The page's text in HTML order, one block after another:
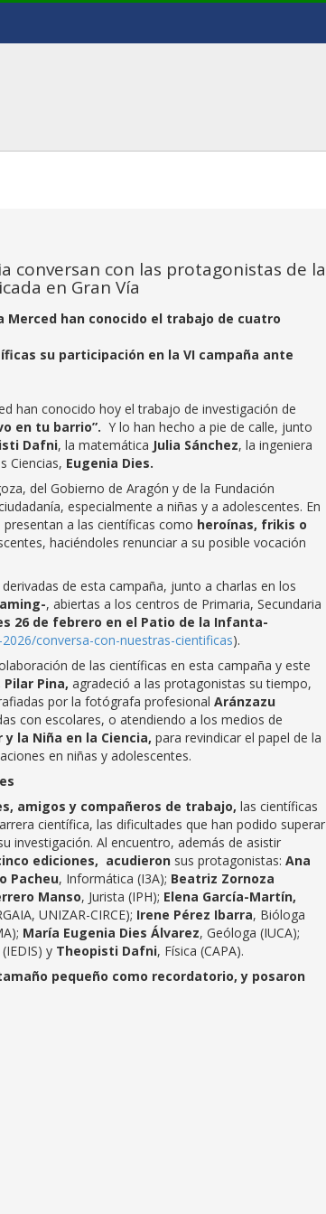
conversan con las protagonistas de la
en Gran Vía
Merced han conocido el trabajo de cuatro
su participación en la VI campaña ante
han conocido hoy el trabajo de investigación de
en tu barrio”. Y lo han hecho a pie de calle, junto
Dafni, la matemática Julia Sánchez, la ingeniera
Ciencias, Eugenia Dies.
del Gobierno de Aragón y de la Fundación
especialmente a niñas y a adolescentes. En
presentan a las científicas como heroínas, frikis o
haciéndoles renunciar a su posible vocación
de esta campaña, junto a charlas en los
, abiertas a los centros de Primaria, Secundaria
26 de febrero en el Patio de la Infanta-
conversa-con-nuestras-cientificas).
de las científicas en esta campaña y este
Pina, agradeció a las protagonistas su tiempo,
por la fotógrafa profesional Aránzazu
con escolares, o atendiendo a los medios de
la Niña en la Ciencia, para revindicar el papel de la
en niñas y adolescentes.
amigos y compañeros de trabajo, las científicas
científica, las dificultades que han podido superar
investigación. Al encuentro, además de asistir
ediciones, acudieron sus protagonistas: Ana
Pacheu, Informática (I3A); Beatriz Zornoza
Manso, Jurista (IPH); Elena García-Martín,
UNIZAR-CIRCE); Irene Pérez Ibarra, Bióloga
María Eugenia Dies Álvarez, Geóloga (IUCA);
y Theopisti Dafni, Física (CAPA).
pequeño como recordatorio, y posaron